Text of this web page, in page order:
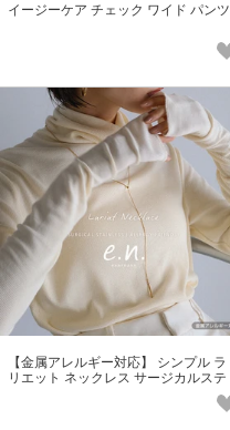
イージーケア チェック ワイド パンツ
【金属アレルギー対応】 シンプル ラ
リエット ネックレス サージカルステ